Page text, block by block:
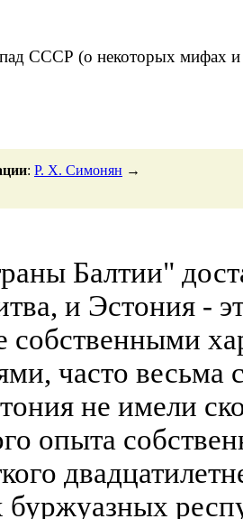
СССР (о некоторых мифах и
: Р. Х. Симонян →
Балтии"
и Эстония -
собственными
часто
не имели
опыта